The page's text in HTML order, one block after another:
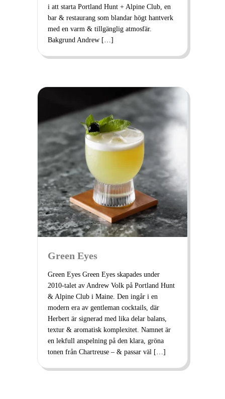
i att starta Portland Hunt + Alpine Club, en
bar & restaurang som blandar högt hantverk
med en varm & tillgänglig atmosfär.
Bakgrund Andrew […]
Green Eyes
Green Eyes Green Eyes skapades under
2010-talet av Andrew Volk på Portland Hunt
& Alpine Club i Maine. Den ingår i en
modern era av gentleman cocktails, där
Herbert är signerad med lika delar balans,
textur & aromatisk komplexitet. Namnet är
en lekfull anspelning på den klara, gröna
tonen från Chartreuse – & passar väl […]